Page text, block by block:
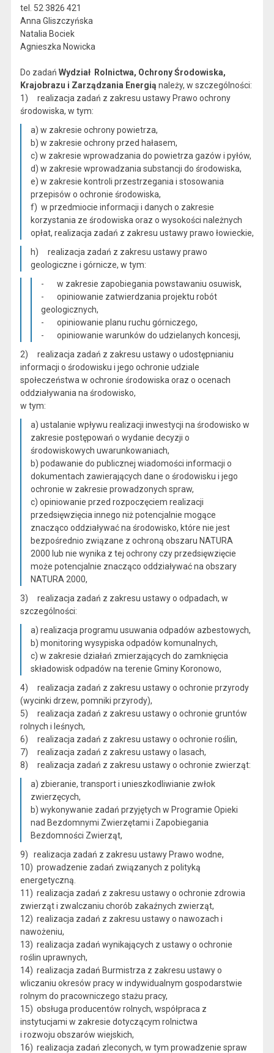
tel. 52 3826 421
Anna Gliszczyńska
Natalia Bociek
Agnieszka Nowicka
Do zadań Wydział Rolnictwa, Ochrony Środowiska,
Krajobrazu i Zarządzania Energią należy, w szczególności:
1) realizacja zadań z zakresu ustawy Prawo ochrony
środowiska, w tym:
a) w zakresie ochrony powietrza,
b) w zakresie ochrony przed hałasem,
c) w zakresie wprowadzania do powietrza gazów i pyłów,
d) w zakresie wprowadzania substancji do środowiska,
e) w zakresie kontroli przestrzegania i stosowania
przepisów o ochronie środowiska,
f) w przedmiocie informacji i danych o zakresie
korzystania ze środowiska oraz o wysokości należnych
opłat, realizacja zadań z zakresu ustawy prawo łowieckie,
h) realizacja zadań z zakresu ustawy prawo
geologiczne i górnicze, w tym:
- w zakresie zapobiegania powstawaniu osuwisk,
- opiniowanie zatwierdzania projektu robót
geologicznych,
- opiniowanie planu ruchu górniczego,
- opiniowanie warunków do udzielanych koncesji,
2) realizacja zadań z zakresu ustawy o udostępnianiu
informacji o środowisku i jego ochronie udziale
społeczeństwa w ochronie środowiska oraz o ocenach
oddziaływania na środowisko,
w tym:
a) ustalanie wpływu realizacji inwestycji na środowisko w
zakresie postępowań o wydanie decyzji o
środowiskowych uwarunkowaniach,
b) podawanie do publicznej wiadomości informacji o
dokumentach zawierających dane o środowisku i jego
ochronie w zakresie prowadzonych spraw,
c) opiniowanie przed rozpoczęciem realizacji
przedsięwzięcia innego niż potencjalnie mogące
znacząco oddziaływać na środowisko, które nie jest
bezpośrednio związane z ochroną obszaru NATURA
2000 lub nie wynika z tej ochrony czy przedsięwzięcie
może potencjalnie znacząco oddziaływać na obszary
NATURA 2000,
3) realizacja zadań z zakresu ustawy o odpadach, w
szczególności:
a) realizacja programu usuwania odpadów azbestowych,
b) monitoring wysypiska odpadów komunalnych,
c) w zakresie działań zmierzających do zamknięcia
składowisk odpadów na terenie Gminy Koronowo,
4) realizacja zadań z zakresu ustawy o ochronie przyrody
(wycinki drzew, pomniki przyrody),
5) realizacja zadań z zakresu ustawy o ochronie gruntów
rolnych i leśnych,
6) realizacja zadań z zakresu ustawy o ochronie roślin,
7) realizacja zadań z zakresu ustawy o lasach,
8) realizacja zadań z zakresu ustawy o ochronie zwierząt:
a) zbieranie, transport i unieszkodliwianie zwłok
zwierzęcych,
b) wykonywanie zadań przyjętych w Programie Opieki
nad Bezdomnymi Zwierzętami i Zapobiegania
Bezdomności Zwierząt,
9) realizacja zadań z zakresu ustawy Prawo wodne,
10) prowadzenie zadań związanych z polityką
energetyczną.
11) realizacja zadań z zakresu ustawy o ochronie zdrowia
zwierząt i zwalczaniu chorób zakaźnych zwierząt,
12) realizacja zadań z zakresu ustawy o nawozach i
nawożeniu,
13) realizacja zadań wynikających z ustawy o ochronie
roślin uprawnych,
14) realizacja zadań Burmistrza z zakresu ustawy o
wliczaniu okresów pracy w indywidualnym gospodarstwie
rolnym do pracowniczego stażu pracy,
15) obsługa producentów rolnych, współpraca z
instytucjami w zakresie dotyczącym rolnictwa
i rozwoju obszarów wiejskich,
16) realizacja zadań zleconych, w tym prowadzenie spraw